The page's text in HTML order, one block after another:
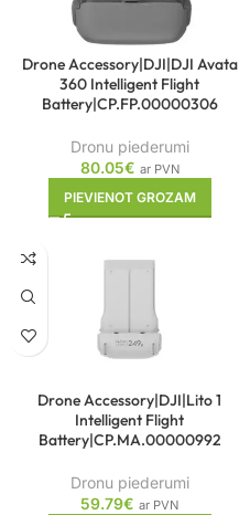
Drone Accessory|DJI|DJI Avata
360 Intelligent Flight
Battery|CP.FP.00000306
Dronu piederumi
80.05€ ar PVN
PIEVIENOT GROZAM
Drone Accessory|DJI|Lito 1
Intelligent Flight
Battery|CP.MA.00000992
Dronu piederumi
59.79€ ar PVN